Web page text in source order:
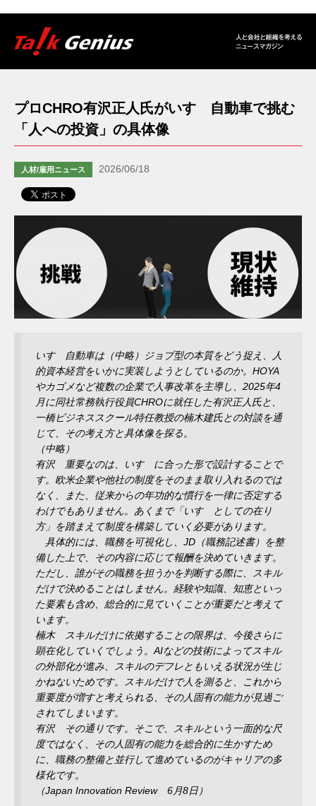
プロCHRO有沢正人氏がいすゞ自動車で挑む
「人への投資」の具体像
人材/雇用ニュース 2026/06/18
いすゞ自動車は（中略）ジョブ型の本質をどう捉え、人
的資本経営をいかに実装しようとしているのか。HOYA
やカゴメなど複数の企業で人事改革を主導し、2025年4
月に同社常務執行役員CHROに就任した有沢正人氏と、
一橋ビジネススクール特任教授の楠木建氏との対談を通
じて、その考え方と具体像を探る。
（中略）
有沢 重要なのは、いすゞに合った形で設計することで
す。欧米企業や他社の制度をそのまま取り入れるのでは
なく、また、従来からの年功的な慣行を一律に否定する
わけでもありません。あくまで「いすゞとしての在り
方」を踏まえて制度を構築していく必要があります。
具体的には、職務を可視化し、JD（職務記述書）を整
備した上で、その内容に応じて報酬を決めていきます。
ただし、誰がその職務を担うかを判断する際に、スキル
だけで決めることはしません。経験や知識、知恵といっ
た要素も含め、総合的に見ていくことが重要だと考えて
います。
楠木 スキルだけに依拠することの限界は、今後さらに
顕在化していくでしょう。AIなどの技術によってスキル
の外部化が進み、スキルのデフレともいえる状況が生じ
かねないためです。スキルだけで人を測ると、これから
重要度が増すと考えられる、その人固有の能力が見過ご
されてしまいます。
有沢 その通りです。そこで、スキルという一面的な尺
度ではなく、その人固有の能力を総合的に生かすため
に、職務の整備と並行して進めているのがキャリアの多
様化です。
（Japan Innovation Review 6月8日）